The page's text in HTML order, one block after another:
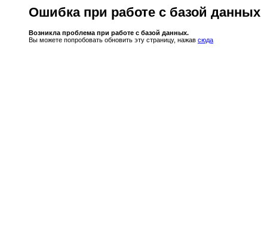
Ошибка при работе с базой данных
Возникла проблема при работе с базой данных.
Вы можете попробовать обновить эту страницу, нажав сюда